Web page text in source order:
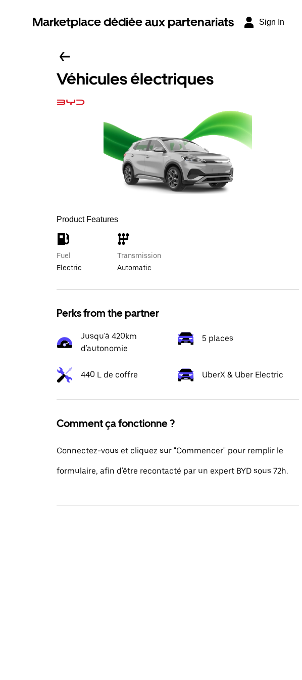
Marketplace dédiée aux partenariats Sign In
Véhicules électriques
Product Features
Fuel
Electric
Transmission
Automatic
Perks from the partner
Jusqu'à 420km
d'autonomie
5 places
440 L de coffre UberX & Uber Electric
Comment ça fonctionne ?
Connectez-vous et cliquez sur "Commencer" pour remplir le
formulaire, afin d'être recontacté par un expert BYD sous 72h.